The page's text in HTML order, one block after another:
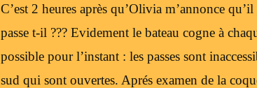
C’est 2 heures après qu’Olivia m’annonce
passe t-il ??? Evidement le bateau cogne à
possible pour l’instant : les passes sont
sud qui sont ouvertes. Aprés examen de la